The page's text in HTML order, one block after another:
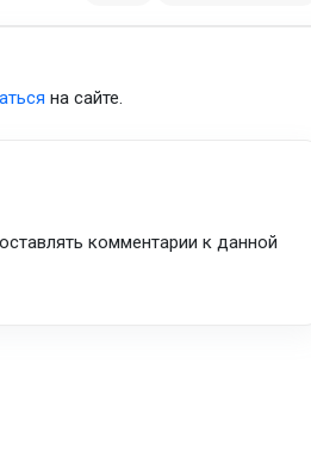
на сайте.
комментарии к данной